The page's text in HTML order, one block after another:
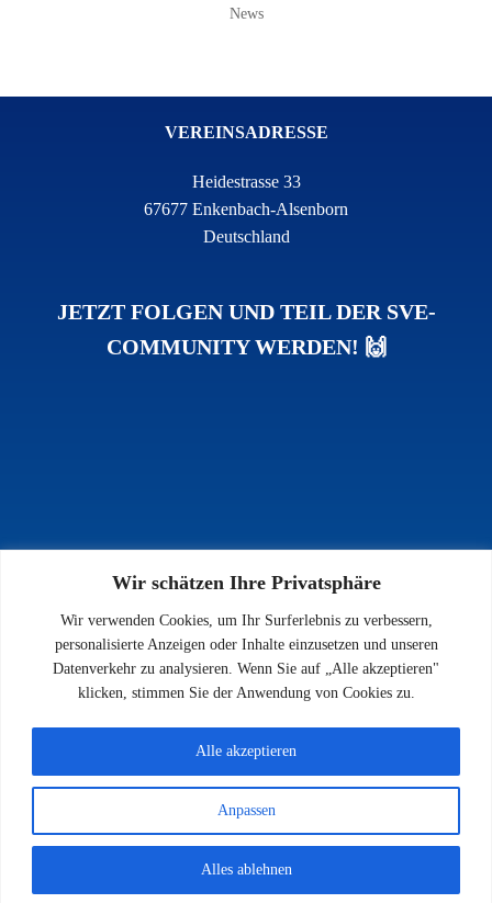
Wir schätzen Ihre Privatsphäre
Wir verwenden Cookies, um Ihr Surferlebnis zu verbessern,
personalisierte Anzeigen oder Inhalte einzusetzen und unseren
Datenverkehr zu analysieren. Wenn Sie auf „Alle akzeptieren"
klicken, stimmen Sie der Anwendung von Cookies zu.
Anpassen
Alles ablehnen
Alle akzeptieren
News
VEREINSADRESSE
Heidestrasse 33
67677 Enkenbach-Alsenborn
Deutschland
JETZT FOLGEN UND TEIL DER SVE-
COMMUNITY WERDEN! 🙌
INFOS
Impressum
Datenschutz
Kontakt
© 2026 SV 1923 Enkenbach e.V.